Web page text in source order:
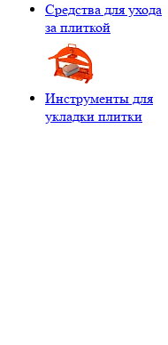
Средства для ухода
за плиткой
Инструменты для
укладки плитки